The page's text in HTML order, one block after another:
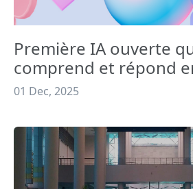
Première IA ouverte
comprend et répond
01 Dec, 2025